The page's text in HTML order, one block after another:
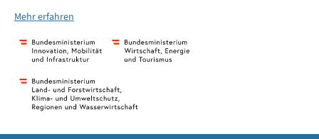
Mehr erfahren